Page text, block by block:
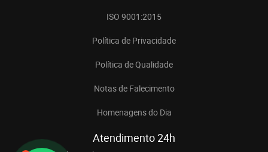
ISO 9001:2015
Política de Privacidade
Política de Qualidade
Notas de Falecimento
Homenagens do Dia
Atendimento 24h